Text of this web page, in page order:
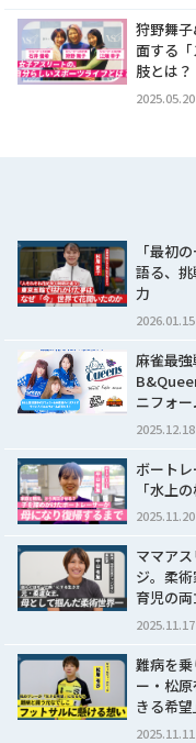
狩野舞
面する
肢とは？
2025.05.20
「最初
語る、
力
2026.01.15
麻雀最
ニフォ
2025.12.18
ボート
「水上
2025.11.20
ママア
ジ。柔
育児の
2025.11.17
難病を
ー・松
きる希望
2025.11.11